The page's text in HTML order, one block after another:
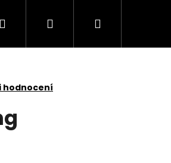
Hledat PřihlášeníNákupní
hodnocení